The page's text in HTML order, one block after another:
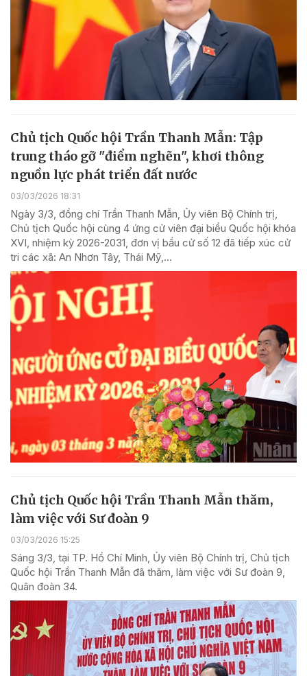
Chủ tịch Quốc hội Trần Thanh Mẫn: Tập
trung tháo gỡ "điểm nghẽn", khơi thông
nguồn lực phát triển đất nước
03/03/2026 18:31
Ngày 3/3, đồng chí Trần Thanh Mẫn, Ủy viên Bộ Chính trị,
Chủ tịch Quốc hội cùng 4 ứng cử viên đại biểu Quốc hội khóa
XVI, nhiệm kỳ 2026-2031, đơn vị bầu cử số 12 đã tiếp xúc cử
tri các xã: An Nhơn Tây, Thái Mỹ,...
Chủ tịch Quốc hội Trần Thanh Mẫn thăm,
làm việc với Sư đoàn 9
03/03/2026 15:25
Sáng 3/3, tại TP. Hồ Chí Minh, Ủy viên Bộ Chính trị, Chủ tịch
Quốc hội Trần Thanh Mẫn đã thăm, làm việc với Sư đoàn 9,
Quân đoàn 34.